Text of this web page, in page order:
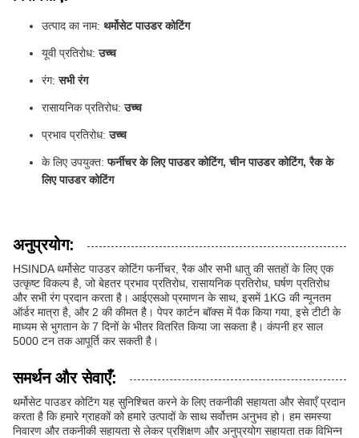
उत्पाद का नाम: थर्मोसेट पाउडर कोटिंग
यूवी प्रतिरोध:उच्च
रंग:सभी रंग
रासायनिक प्रतिरोध:उच्च
प्रभाव प्रतिरोध:उच्च
के लिए उपयुक्त:फर्नीचर के लिए पाउडर कोटिंग, चीन पाउडर कोटिंग, रैक के
लिए पाउडर कोटिंग
अनुप्रयोग:
HSINDA थर्मोसेट पाउडर कोटिंग फर्नीचर, रैक और सभी धातु की सतहों के लिए एक
उत्कृष्ट विकल्प है, जो बेहतर प्रभाव प्रतिरोध, रासायनिक प्रतिरोध, घर्षण प्रतिरोध
और सभी रंग प्रदान करता है। आईएसओ प्रमाणन के साथ, इसमें 1KG की न्यूनतम
ऑर्डर मात्रा है, और 2 की कीमत है। पेपर कार्टन बॉक्स में पैक किया गया, इसे टीटी के
माध्यम से भुगतान के 7 दिनों के भीतर वितरित किया जा सकता है। कंपनी हर साल
5000 टन तक आपूर्ति कर सकती है।
समर्थन और सेवाएँ:
थर्मोसेट पाउडर कोटिंग यह सुनिश्चित करने के लिए तकनीकी सहायता और सेवाएँ प्रदान
करता है कि हमारे ग्राहकों को हमारे उत्पादों के साथ सर्वोत्तम अनुभव हो। हम समस्या
निवारण और तकनीकी सहायता से लेकर प्रशिक्षण और अनुप्रयोग सहायता तक विभिन्न